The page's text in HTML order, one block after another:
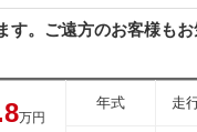
。ご遠方のお客様も
8万円
年式 走